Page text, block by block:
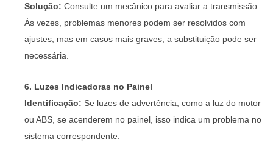
Solução: Consulte um mecânico para avaliar a transmissão.
Às vezes, problemas menores podem ser resolvidos com
ajustes, mas em casos mais graves, a substituição pode ser
necessária.
6. Luzes Indicadoras no Painel
Identificação: Se luzes de advertência, como a luz do motor
ou ABS, se acenderem no painel, isso indica um problema no
sistema correspondente.